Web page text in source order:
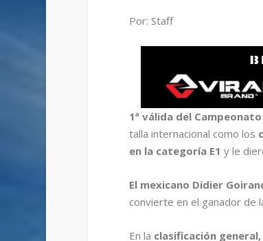
Por: Staff
1ª válida del
talla internacional como los
en la categoría E1 y le
El mexicano Didier
convierte en el ganador de
En la clasificación